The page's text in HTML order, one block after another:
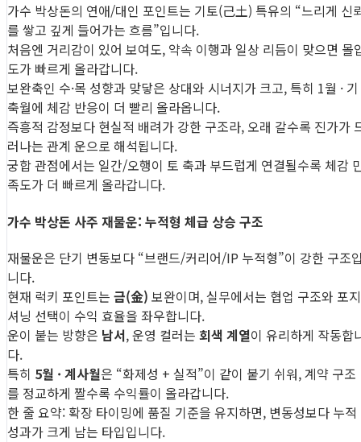
가수 박상돈의 연애/대인 포인트는 기토(己土) 특유의 “느리게 신
를 쌓고 깊게 들어가는 흐름”입니다.
처음엔 거리감이 있어 보여도, 약속 이행과 일상 리듬이 맞으면 몰
도가 빠르게 올라갑니다.
보완축인 수·목 성향과 맞닿은 상대와 시너지가 크고, 특히 1월 · 기
축월에 체감 반응이 더 빨리 올라옵니다.
즉흥적 감정보다 현실적 배려가 강한 구조라, 오래 갈수록 진가가
러나는 관계 운으로 해석됩니다.
궁합 관점에서는 일간/오행이 토 축과 부드럽게 연결될수록 체감
족도가 더 빠르게 올라갑니다.
가수 박상돈 사주 재물운: 누적형 체급 상승 구조
재물운은 단기 변동보다 “브랜드/커리어/IP 누적형”이 강한 구조
니다.
현재 럭키 포인트는 금(金) 보완이며, 실무에서는 협업 구조와 포지
셔닝 선택이 수익 효율을 좌우합니다.
운이 붙는 방향은 남서, 운영 컬러는 회색 계열이 유리하게 작동합
다.
특히 5월 · 계사월은 “화제성 + 실적”이 같이 붙기 쉬워, 계약 구조
를 정교하게 짤수록 수익률이 올라갑니다.
한 줄 요약: 확장 타이밍에 품질 기준을 유지하면, 변동성보다 누적
성과가 크게 남는 타입입니다.